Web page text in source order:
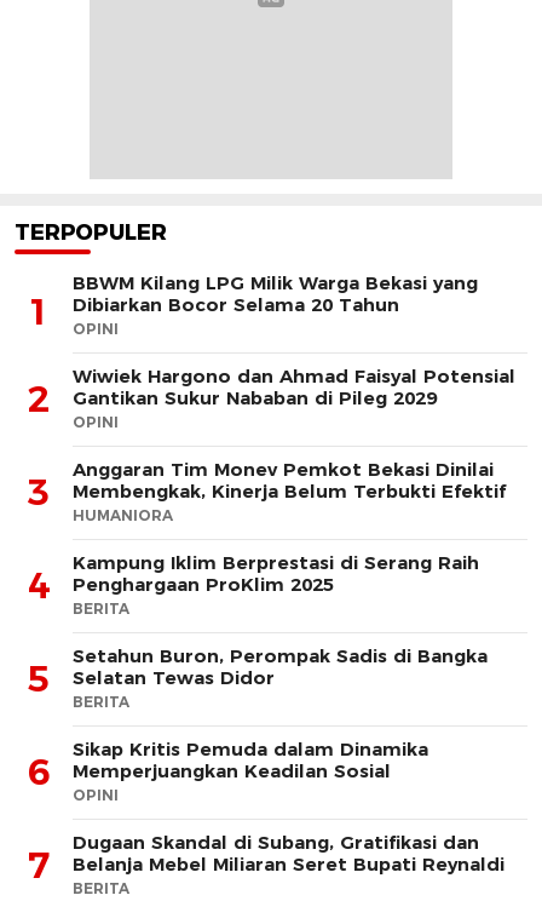
TERPOPULER
1
BBWM Kilang LPG Milik Warga Bekasi yang
Dibiarkan Bocor Selama 20 Tahun
OPINI
2
Wiwiek Hargono dan Ahmad Faisyal Potensial
Gantikan Sukur Nababan di Pileg 2029
OPINI
3
Anggaran Tim Monev Pemkot Bekasi Dinilai
Membengkak, Kinerja Belum Terbukti Efektif
HUMANIORA
4
Kampung Iklim Berprestasi di Serang Raih
Penghargaan ProKlim 2025
BERITA
5
Setahun Buron, Perompak Sadis di Bangka
Selatan Tewas Didor
BERITA
6
Sikap Kritis Pemuda dalam Dinamika
Memperjuangkan Keadilan Sosial
OPINI
7
Dugaan Skandal di Subang, Gratifikasi dan
Belanja Mebel Miliaran Seret Bupati Reynaldi
BERITA